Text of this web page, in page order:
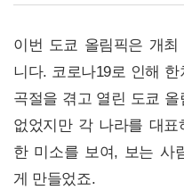
이번 도쿄 올림픽은 개
니다. 코로나19로 인해
곡절을 겪고 열린 도쿄
없었지만 각 나라를 대
한 미소를 보여, 보는 사
게 만들었죠.